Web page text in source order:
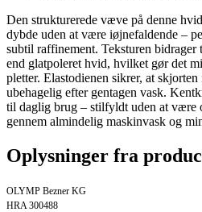
Den strukturerede væve på denne
dybde uden at være iøjnefaldende –
subtil raffinement. Teksturen
end glatpoleret hvid, hvilket gør det
pletter. Elastodienen sikrer, at
ubehagelig efter gentagen vask.
til daglig brug – stilfyldt uden at være
gennem almindelig maskinvask og
Oplysninger fra
OLYMP Bezner KG
HRA 300488